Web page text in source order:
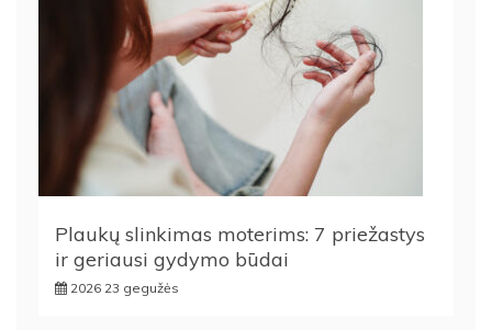
Plaukų slinkimas moterims: 7 priežastys
ir geriausi gydymo būdai
2026 23 gegužės